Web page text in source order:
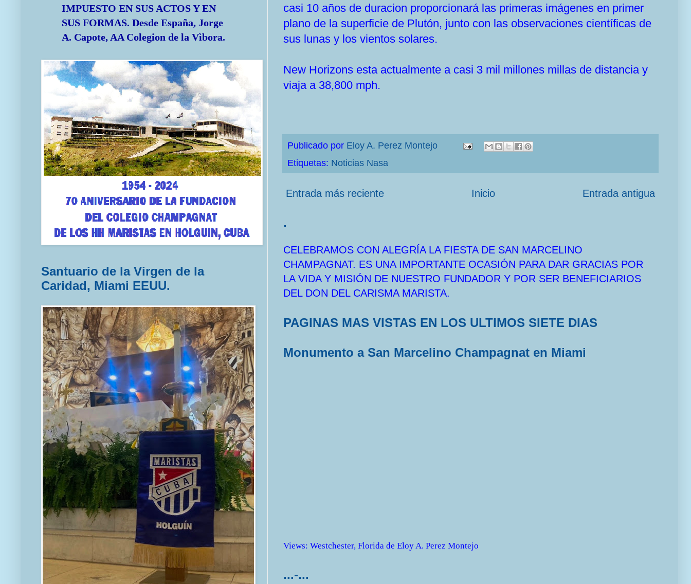
casi 10 años de duracion proporcionará las primeras imágenes en primer
plano de la superficie de Plutón, junto con las observaciones científicas de
sus lunas y los vientos solares.
New Horizons esta actualmente a casi 3 mil millones millas de distancia y
viaja a 38,800 mph.
Publicado por Eloy A. Perez Montejo
Etiquetas: Noticias Nasa
Entrada más reciente Entrada antigua
Inicio
.
CELEBRAMOS CON ALEGRÍA LA FIESTA DE SAN MARCELINO
CHAMPAGNAT. ES UNA IMPORTANTE OCASIÓN PARA DAR GRACIAS POR
LA VIDA Y MISIÓN DE NUESTRO FUNDADOR Y POR SER BENEFICIARIOS
DEL DON DEL CARISMA MARISTA.
PAGINAS MAS VISTAS EN LOS ULTIMOS SIETE DIAS
Monumento a San Marcelino Champagnat en Miami
Views: Westchester, Florida de Eloy A. Perez Montejo
...-...
IMPUESTO EN SUS ACTOS Y EN
SUS FORMAS. Desde España, Jorge
A. Capote, AA Colegion de la Vìbora.
Santuario de la Virgen de la
Caridad, Miami EEUU.